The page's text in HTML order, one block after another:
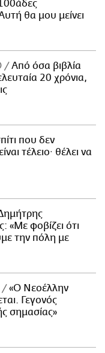
θα μου μείνει
Από όσα βιβλία
20 χρόνια,
που δεν
τέλειο· θέλει να
«Με φοβίζει ότι
την πόλη με
«Ο Νεοέλλην
Γεγονός
σημασίας»